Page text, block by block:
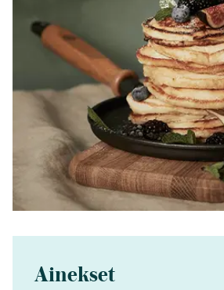
Ainekset